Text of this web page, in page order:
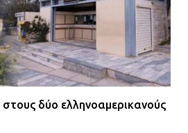
στους δύο ελληνοαμερικανούς